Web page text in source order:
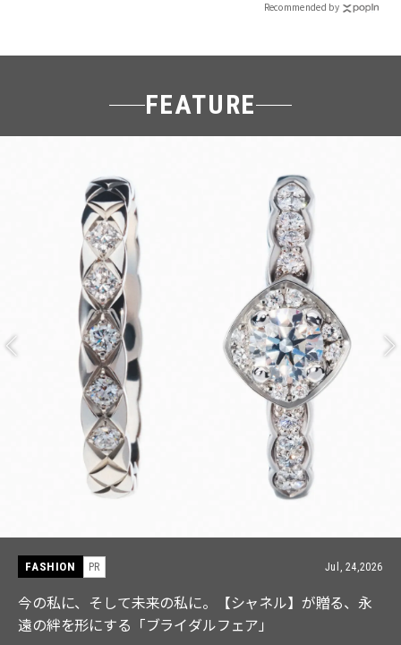
Recommended by
FEATURE
FASHION PR Jul, 15,2026
【ICB】人気インフルエンサーと共同制作! 週5で着たく
なる「名品ブラウス」２選